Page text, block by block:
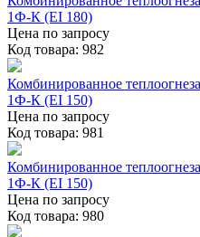
1Ф-К (EI 180)
Цена по запросу
Код товара: 982
Комбинированное
1Ф-К (EI 150)
Цена по запросу
Код товара: 981
Комбинированное
1Ф-К (EI 150)
Цена по запросу
Код товара: 980